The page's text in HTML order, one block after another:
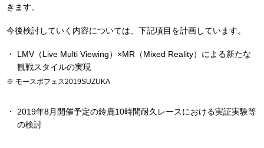
きます。
今後検討していく内容については、下記項目を計画しています。
LMV（Live Multi Viewing）×MR（Mixed Reality）による新たな
観戦スタイルの実現
モースポフェス2019SUZUKA
2019年8月開催予定の鈴鹿10時間耐久レースにおける実証実験等
の検討